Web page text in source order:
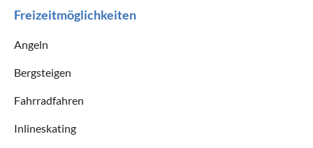
Freizeitmöglichkeiten
Angeln
Bergsteigen
Fahrradfahren
Inlineskating